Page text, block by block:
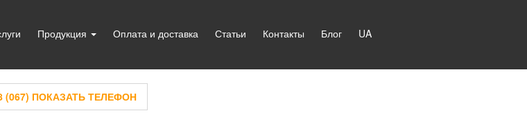
Продукция Оплата и доставка Статьи Контакты Блог UA
(067) ПОКАЗАТЬ ТЕЛЕФОН